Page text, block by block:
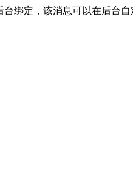
绑定，该消息可以在后台自